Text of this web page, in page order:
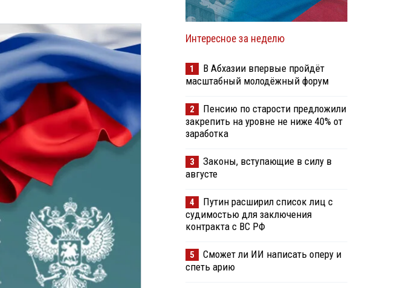
Интересное за неделю
1
В Абхазии впервые пройдёт
масштабный молодёжный форум
2
Пенсию по старости предложили
закрепить на уровне не ниже 40% от
заработка
3
Законы, вступающие в силу в
августе
4
Путин расширил список лиц с
судимостью для заключения
контракта с ВС РФ
5
Сможет ли ИИ написать оперу и
спеть арию